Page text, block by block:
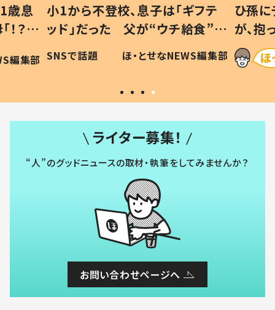
歳息
？」
編集部
小1から不登校、息子は「ギフテ
ッド」だった 父が“ウチ給食”を
作り続ける理由とは #令和の親
#令和の子
SNSで話題 ほ・とせなNEWS編集部
ひ孫
が、
「涙が
い」
ライター募集！
“人”のグッドニュースの取材・執筆をしてみませんか？
お問い合わせページへ